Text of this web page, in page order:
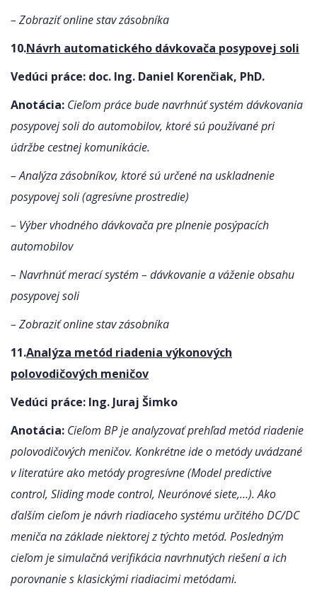
– Zobraziť online stav zásobníka
10.Návrh automatického dávkovača posypovej soli
Vedúci práce: doc. Ing. Daniel Korenčiak, PhD.
Anotácia: Cieľom práce bude navrhnúť systém dávkovania
posypovej soli do automobilov, ktoré sú používané pri
údržbe cestnej komunikácie.
– Analýza zásobníkov, ktoré sú určené na uskladnenie
posypovej soli (agresívne prostredie)
– Výber vhodného dávkovača pre plnenie posýpacích
automobilov
– Navrhnúť merací systém – dávkovanie a váženie obsahu
posypovej soli
– Zobraziť online stav zásobníka
11.Analýza metód riadenia výkonových
polovodičových meničov
Vedúci práce: Ing. Juraj Šimko
Anotácia: Cieľom BP je analyzovať prehľad metód riadenie
polovodičových meničov. Konkrétne ide o metódy uvádzané
v literatúre ako metódy progresívne (Model predictive
control, Sliding mode control, Neurónové siete,…). Ako
ďalším cieľom je návrh riadiaceho systému určitého DC/DC
meniča na základe niektorej z týchto metód. Posledným
cieľom je simulačná verifikácia navrhnutých riešení a ich
porovnanie s klasickými riadiacimi metódami.